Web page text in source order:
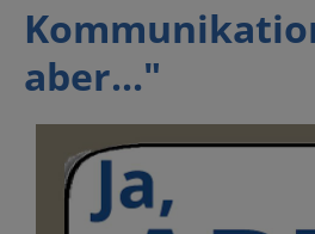
aber..."